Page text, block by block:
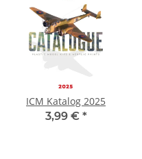
ICM Katalog 2025
3,99 € *